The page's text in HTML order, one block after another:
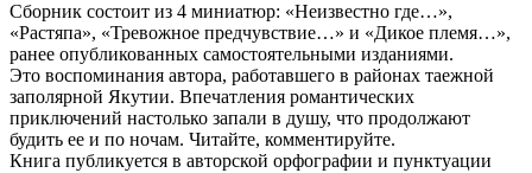
Сборник состоит из 4 миниатюр: «Неизвестно где…»,
«Растяпа», «Тревожное предчувствие…» и «Дикое племя…»,
ранее опубликованных самостоятельными изданиями.
Это воспоминания автора, работавшего в районах таежной
заполярной Якутии. Впечатления романтических
приключений настолько запали в душу, что продолжают
будить ее и по ночам. Читайте, комментируйте.
Книга публикуется в авторской орфографии и пунктуации